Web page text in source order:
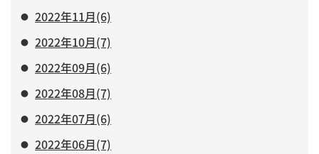
2022年11月(6)
2022年10月(7)
2022年09月(6)
2022年08月(7)
2022年07月(6)
2022年06月(7)